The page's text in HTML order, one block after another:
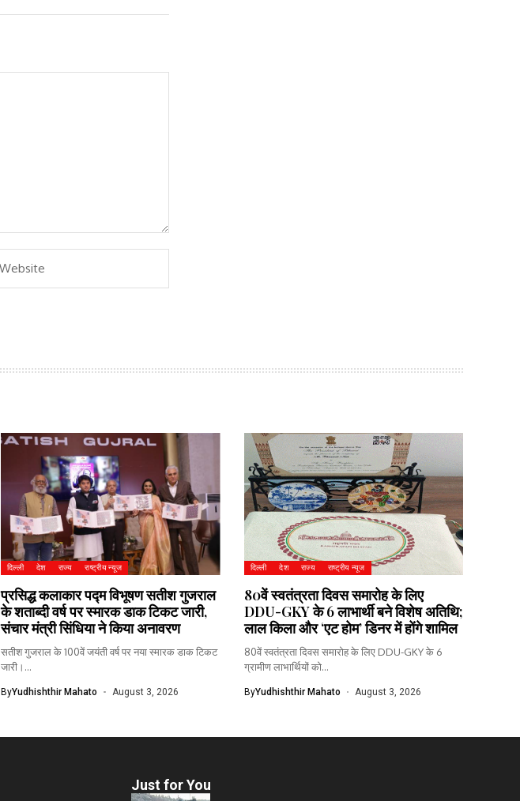
दिल्ली देश राज्य राष्ट्रीय न्यूज
प्रसिद्ध कलाकार पद्म विभूषण सतीश गुजराल
के शताब्दी वर्ष पर स्मारक डाक टिकट जारी,
संचार मंत्री सिंधिया ने किया अनावरण
सतीश गुजराल के 100वें जयंती वर्ष पर नया स्मारक डाक टिकट
जारी।...
ByYudhishthir Mahato August 3, 2026
दिल्ली देश राज्य राष्ट्रीय न्यूज
80वें स्वतंत्रता दिवस समारोह के लिए
DDU-GKY के 6 लाभार्थी बने विशेष अतिथि;
लाल किला और ‘एट होम’ डिनर में होंगे शामिल
80वें स्वतंत्रता दिवस समारोह के लिए DDU-GKY के 6
ग्रामीण लाभार्थियों को...
ByYudhishthir Mahato August 3, 2026
Just for You